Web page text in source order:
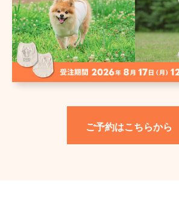
ご予約はこちらから